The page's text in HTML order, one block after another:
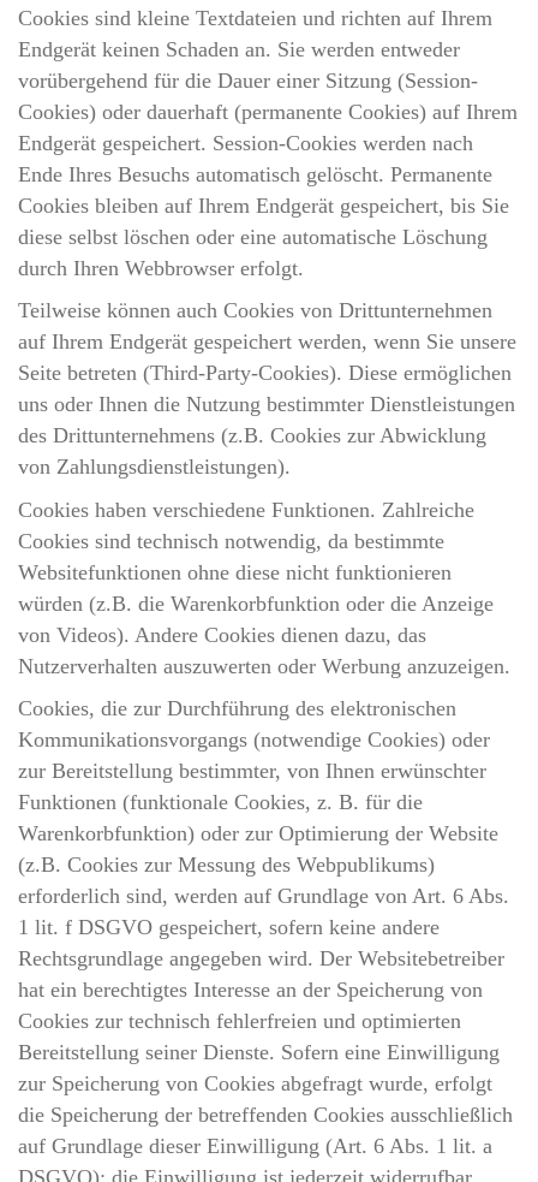
Cookies sind kleine Textdateien und richten auf Ihrem
Endgerät keinen Schaden an. Sie werden entweder
vorübergehend für die Dauer einer Sitzung (Session-
Cookies) oder dauerhaft (permanente Cookies) auf Ihrem
Endgerät gespeichert. Session-Cookies werden nach
Ende Ihres Besuchs automatisch gelöscht. Permanente
Cookies bleiben auf Ihrem Endgerät gespeichert, bis Sie
diese selbst löschen oder eine automatische Löschung
durch Ihren Webbrowser erfolgt.
Teilweise können auch Cookies von Drittunternehmen
auf Ihrem Endgerät gespeichert werden, wenn Sie unsere
Seite betreten (Third-Party-Cookies). Diese ermöglichen
uns oder Ihnen die Nutzung bestimmter Dienstleistungen
des Drittunternehmens (z.B. Cookies zur Abwicklung
von Zahlungsdienstleistungen).
Cookies haben verschiedene Funktionen. Zahlreiche
Cookies sind technisch notwendig, da bestimmte
Websitefunktionen ohne diese nicht funktionieren
würden (z.B. die Warenkorbfunktion oder die Anzeige
von Videos). Andere Cookies dienen dazu, das
Nutzerverhalten auszuwerten oder Werbung anzuzeigen.
Cookies, die zur Durchführung des elektronischen
Kommunikationsvorgangs (notwendige Cookies) oder
zur Bereitstellung bestimmter, von Ihnen erwünschter
Funktionen (funktionale Cookies, z. B. für die
Warenkorbfunktion) oder zur Optimierung der Website
(z.B. Cookies zur Messung des Webpublikums)
erforderlich sind, werden auf Grundlage von Art. 6 Abs.
1 lit. f DSGVO gespeichert, sofern keine andere
Rechtsgrundlage angegeben wird. Der Websitebetreiber
hat ein berechtigtes Interesse an der Speicherung von
Cookies zur technisch fehlerfreien und optimierten
Bereitstellung seiner Dienste. Sofern eine Einwilligung
zur Speicherung von Cookies abgefragt wurde, erfolgt
die Speicherung der betreffenden Cookies ausschließlich
auf Grundlage dieser Einwilligung (Art. 6 Abs. 1 lit. a
DSGVO); die Einwilligung ist jederzeit widerrufbar.